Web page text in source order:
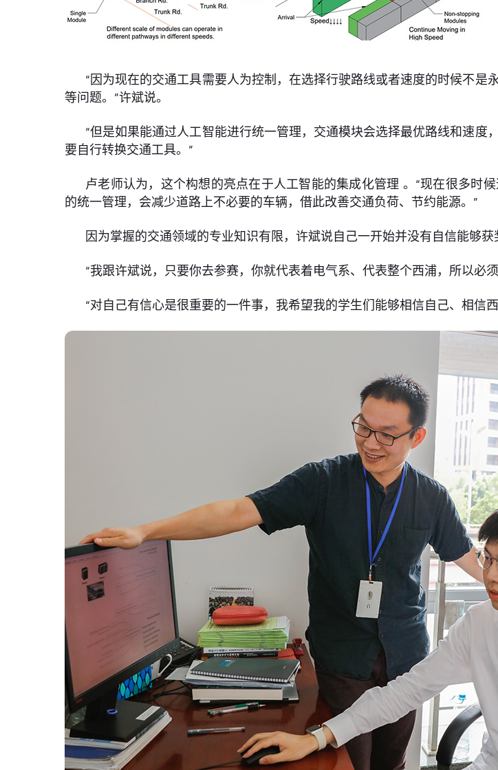
“因为现在的交通工具需要人为控制，在选择行驶路线或者速度的时候不
等问题。”许斌说。
“但是如果能通过人工智能进行统一管理，交通模块会选择最优路线和速
要自行转换交通工具。”
卢老师认为，这个构想的亮点在于人工智能的集成化管理 。“现在很多时
的统一管理，会减少道路上不必要的车辆，借此改善交通负荷、节约能源。”
因为掌握的交通领域的专业知识有限，许斌说自己一开始并没有自信能够
“我跟许斌说，只要你去参赛，你就代表着电气系、代表整个西浦，所以必
“对自己有信心是很重要的一件事，我希望我的学生们能够相信自己、相信